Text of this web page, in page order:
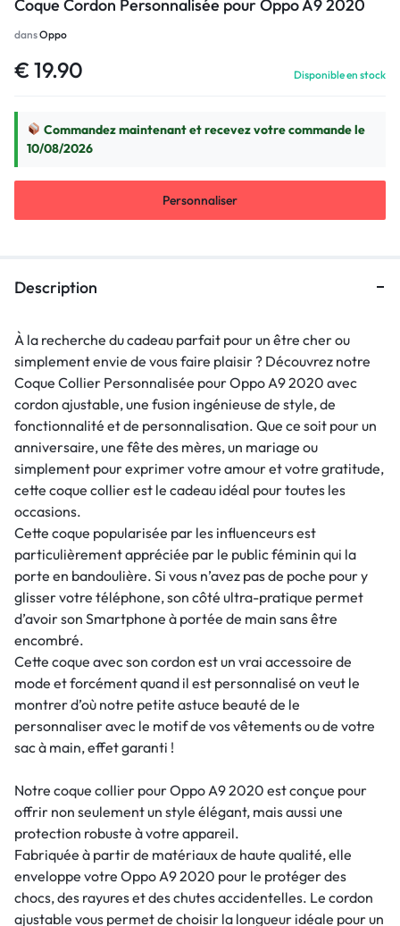
Coque Cordon Personnalisée pour Oppo A9 2020
dansOppo
€ 19.90 Disponible en stock
Commandez maintenant et recevez votre commande le
10/08/2026
Personnaliser
Description
À la recherche du cadeau parfait pour un être cher ou
simplement envie de vous faire plaisir ? Découvrez notre
Coque Collier Personnalisée pour Oppo A9 2020 avec
cordon ajustable, une fusion ingénieuse de style, de
fonctionnalité et de personnalisation. Que ce soit pour un
anniversaire, une fête des mères, un mariage ou
simplement pour exprimer votre amour et votre gratitude,
cette coque collier est le cadeau idéal pour toutes les
occasions.
Cette coque popularisée par les influenceurs est
particulièrement appréciée par le public féminin qui la
porte en bandoulière. Si vous n’avez pas de poche pour y
glisser votre téléphone, son côté ultra-pratique permet
d’avoir son Smartphone à portée de main sans être
encombré.
Cette coque avec son cordon est un vrai accessoire de
mode et forcément quand il est personnalisé on veut le
montrer d’où notre petite astuce beauté de le
personnaliser avec le motif de vos vêtements ou de votre
sac à main, effet garanti !
Notre coque collier pour Oppo A9 2020 est conçue pour
offrir non seulement un style élégant, mais aussi une
protection robuste à votre appareil.
Fabriquée à partir de matériaux de haute qualité, elle
enveloppe votre Oppo A9 2020 pour le protéger des
chocs, des rayures et des chutes accidentelles. Le cordon
ajustable vous permet de choisir la longueur idéale pour un